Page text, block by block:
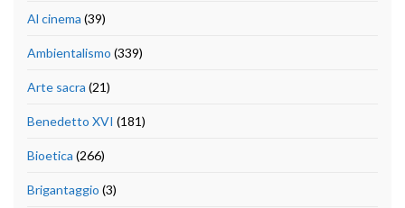
Al cinema (39)
Ambientalismo (339)
Arte sacra (21)
Benedetto XVI (181)
Bioetica (266)
Brigantaggio (3)